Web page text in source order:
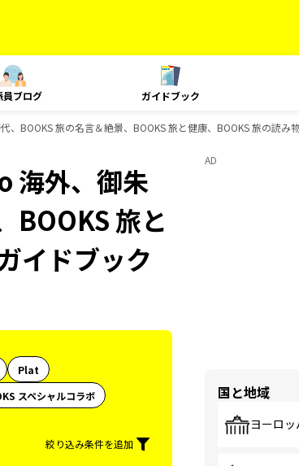
員ブログ ガイドブック
BOOKS 旅の名言＆絶景、BOOKS 旅と健康、BOOKS 旅の読み
海外、御朱
BOOKS 旅と
イドブック
Plat
スペシャルコラボ
絞り込み条件を追加
AD
国と地域
ヨーロッ